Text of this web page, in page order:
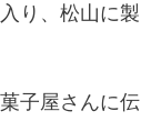
り、松山に製
子屋さんに伝